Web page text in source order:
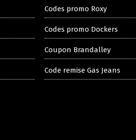
Codes promo Roxy
Codes promo Dockers
Coupon Brandalley
Code remise Gas Jeans